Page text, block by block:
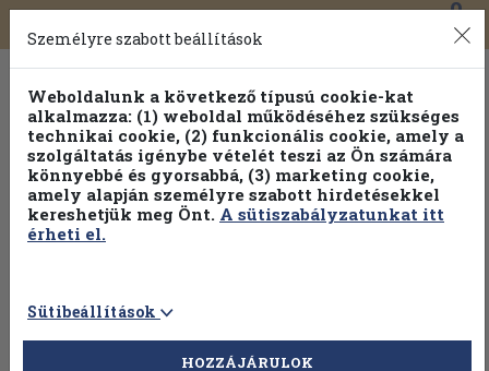
Toggle
navigation
0
Vissza az előző oldalra Válasszon példányt
Személyre szabott beállítások
Weboldalunk a következő típusú cookie-kat
alkalmazza: (1) weboldal működéséhez szükséges
technikai cookie, (2) funkcionális cookie, amely a
szolgáltatás igénybe vételét teszi az Ön számára
könnyebbé és gyorsabbá, (3) marketing cookie,
amely alapján személyre szabott hirdetésekkel
kereshetjük meg Önt. A sütiszabályzatunkat itt
érheti el.
Sütibeállítások
HOZZÁJÁRULOK